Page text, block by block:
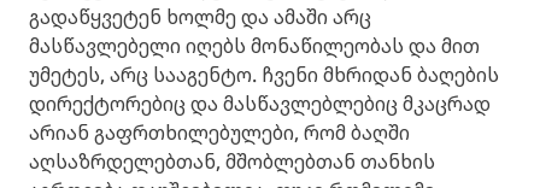
გადაწყვეტენ ხოლმე და ამაში არც
მასწავლებელი იღებს მონაწილეობას და მით
უმეტეს, არც სააგენტო. ჩვენი მხრიდან ბაღების
დირექტორებიც და მასწავლებლებიც მკაცრად
არიან გაფრთხილებულები, რომ ბაღში
აღსაზრდელებთან, მშობლებთან თანხის